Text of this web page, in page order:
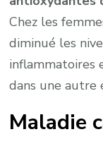
Chez les
diminué les
inflammatoires
dans une autre
Maladie